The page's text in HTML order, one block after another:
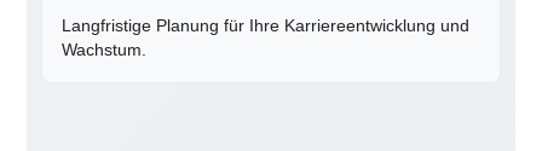
Langfristige Planung für Ihre Karriereentwicklung und
Wachstum.